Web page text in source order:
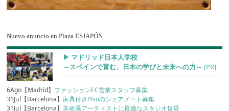
Nuevo anuncio en Plaza ESJAPÓN
▶︎ マドリッド日本人学校
～スペインで育む、日本の学びと未来への力～ [PR]
6Ago【Madrid】 ファッションEC営業スタッフ募集
31Jul【Barcelona】家具付きPisoのシェアメート募集
31Jul【Barcelona】美術系アーティストに最適なスタジオ賃貸